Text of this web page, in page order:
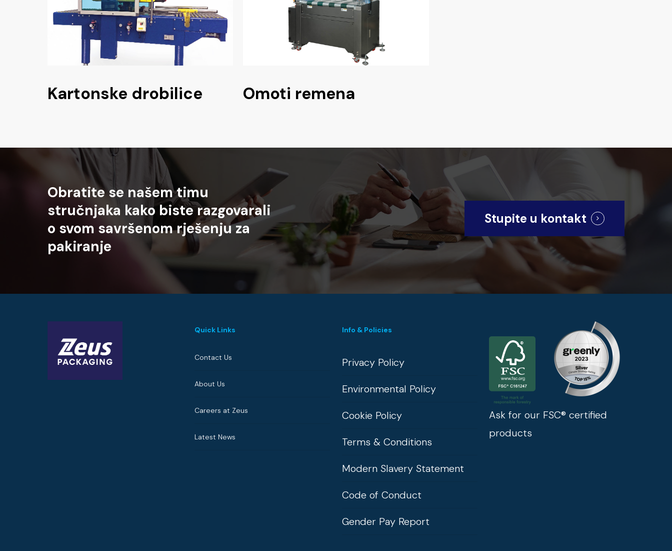
Kartonske drobilice Omoti remena
Obratite se našemtimu
stručnjaka kako bisterazgovarali
o svom savršenomrješenjuza
pakiranje
Stupite u kontakt
Quick Links
Contact Us
About Us
Careers at Zeus
Latest News
Info & Policies
Privacy Policy
Environmental Policy
Cookie Policy
Terms & Conditions
Modern Slavery Statement
Code of Conduct
Gender Pay Report
Ask for our FSC® certified
products